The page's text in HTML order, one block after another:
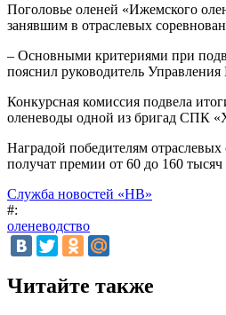
Поголовье оленей «Ижемского
занявшим в отраслевых
– Основными критериями при
пояснил руководитель
Конкурсная комиссия подвела
оленеводы одной из бригад СПК
Наградой победителям
получат премии от 60 до 160
Служба новостей «НВ»
#:
оленеводство
Читайте также